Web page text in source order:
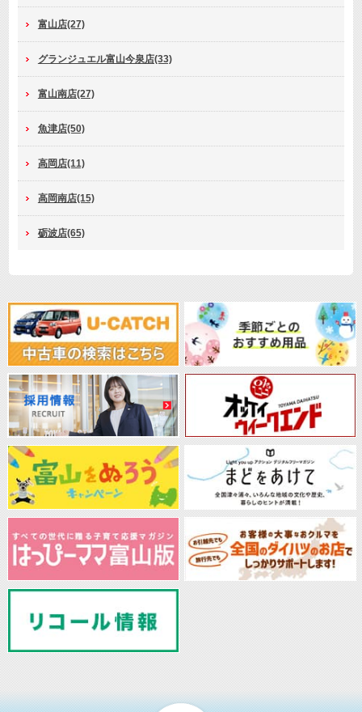
富山店(27)
グランジュエル富山今泉店(33)
富山南店(27)
魚津店(50)
高岡店(11)
高岡南店(15)
砺波店(65)